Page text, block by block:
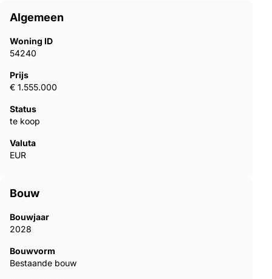
Algemeen
Woning ID
54240
Prijs
€ 1.555.000
Status
te koop
Valuta
EUR
Bouw
Bouwjaar
2028
Bouwvorm
Bestaande bouw